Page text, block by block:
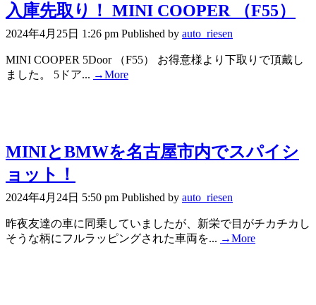
入庫先取り！ MINI COOPER （F55）
2024年4月25日 1:26 pm Published by auto_riesen
MINI COOPER 5Door （F55） お得意様より下取りで頂戴し
ました。 5ドア... →More
MINIとBMWを名古屋市内でスパイシ
ョット！
2024年4月24日 5:50 pm Published by auto_riesen
昨夜友達の車に同乗していましたが、新栄で目がチカチカし
そうな柄にフルラッピングされた車両を... →More